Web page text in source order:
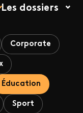
Les dossiers
Corporate
Éducation
Sport